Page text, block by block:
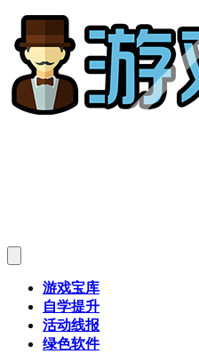
游戏宝库
自学提升
活动线报
绿色软件